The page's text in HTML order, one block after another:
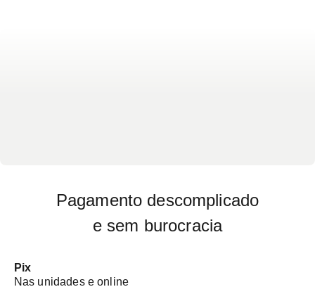
Pagamento descomplicado
e sem burocracia
Pix
Nas unidades e online